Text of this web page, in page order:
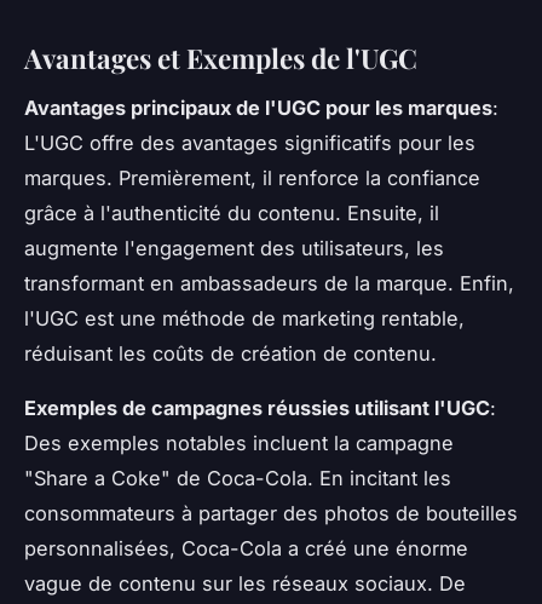
Avantages et Exemples de l'UGC
Avantages principaux de l'UGC pour les marques:
L'UGC offre des avantages significatifs pour les
marques. Premièrement, il renforce la confiance
grâce à l'authenticité du contenu. Ensuite, il
augmente l'engagement des utilisateurs, les
transformant en ambassadeurs de la marque. Enfin,
l'UGC est une méthode de marketing rentable,
réduisant les coûts de création de contenu.
Exemples de campagnes réussies utilisant l'UGC:
Des exemples notables incluent la campagne
"Share a Coke" de Coca-Cola. En incitant les
consommateurs à partager des photos de bouteilles
personnalisées, Coca-Cola a créé une énorme
vague de contenu sur les réseaux sociaux. De